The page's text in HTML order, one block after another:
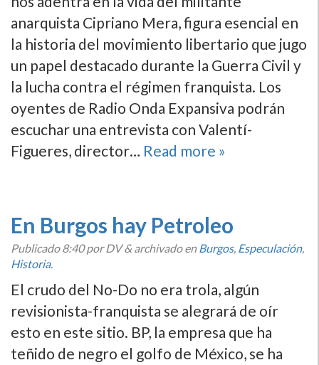
anarquista Cipriano Mera, figura esencial en
la historia del movimiento libertario que jugo
un papel destacado durante la Guerra Civil y
la lucha contra el régimen franquista. Los
oyentes de Radio Onda Expansiva podrán
escuchar una entrevista con Valentí­
Figueres, director… Read more »
En Burgos hay Petroleo
Publicado8:40por DV&archivado enBurgos, Especulación,
Historia.
El crudo del No-Do no era trola, algún
revisionista-franquista se alegrará de oí­r
esto en este sitio. BP, la empresa que ha
teñido de negro el golfo de México, se ha